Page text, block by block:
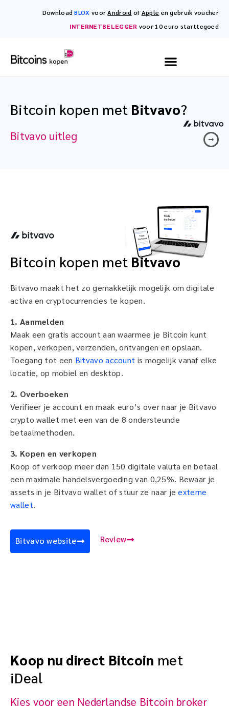
DownloadBLOX voorAndroid of Apple en gebruik voucher
INTERNETBELEGGER voor 10 euro starttegoed
Bitcoin kopen met Bitvavo?
Bitvavo uitleg
Bitcoin kopen met Bitvavo
Bitvavo maakt het zo gemakkelijk mogelijk om digitale
activa en cryptocurrencies te kopen.
1. Aanmelden
Maak een gratis account aan waarmee je Bitcoin kunt
kopen, verkopen, verzenden, ontvangen en opslaan.
Toegang tot een Bitvavo account is mogelijk vanaf elke
locatie, op mobiel en desktop.
2. Overboeken
Verifieer je account en maak euro’s over naar je Bitvavo
crypto wallet met een van de 8 ondersteunde
betaalmethoden.
3. Kopen en verkopen
Koop of verkoop meer dan 150 digitale valuta en betaal
een maximale handelsvergoeding van 0,25%. Bewaar je
assets in je Bitvavo wallet of stuur ze naar jeexterne
wallet.
Bitvavo website Review
Koop nu direct Bitcoin met
iDeal
Kies voor een Nederlandse Bitcoin broker